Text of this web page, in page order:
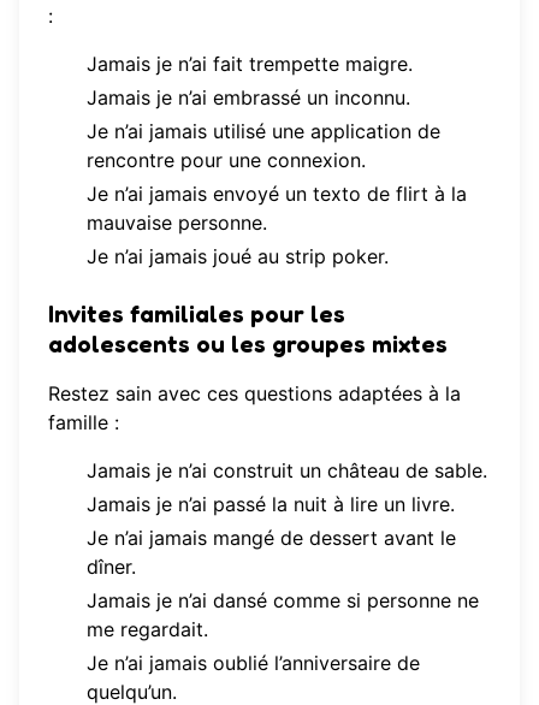
:
Jamais je n’ai fait trempette maigre.
Jamais je n’ai embrassé un inconnu.
Je n’ai jamais utilisé une application de
rencontre pour une connexion.
Je n’ai jamais envoyé un texto de flirt à la
mauvaise personne.
Je n’ai jamais joué au strip poker.
Invites familiales pour les
adolescents ou les groupes mixtes
Restez sain avec ces questions adaptées à la
famille :
Jamais je n’ai construit un château de sable.
Jamais je n’ai passé la nuit à lire un livre.
Je n’ai jamais mangé de dessert avant le
dîner.
Jamais je n’ai dansé comme si personne ne
me regardait.
Je n’ai jamais oublié l’anniversaire de
quelqu’un.